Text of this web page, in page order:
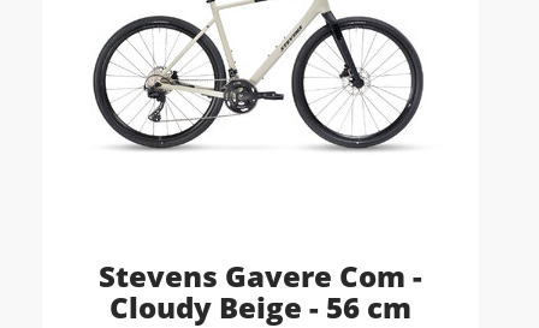
Stevens Gavere Com -
Cloudy Beige - 56 cm